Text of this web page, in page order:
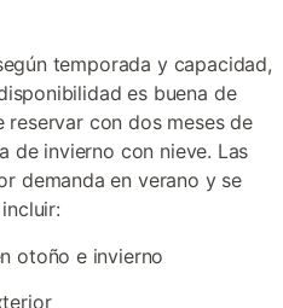
temporada y capacidad,
es buena de
con dos meses de
de invierno con nieve. Las
demanda en verano y se
otoño e invierno